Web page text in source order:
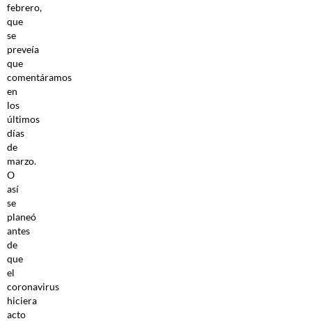
febrero,
que
se
preveía
que
comentáramos
en
los
últimos
días
de
marzo.
O
así
se
planeó
antes
de
que
el
coronavirus
hiciera
acto